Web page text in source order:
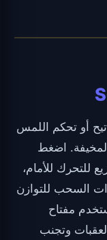
أو تحكم اللمس
اضغط
للتحرك للأمام،
السحب للتوازن
مفتاح
وتجنب